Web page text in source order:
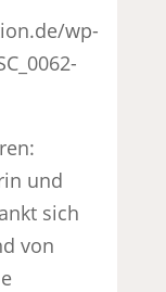
wp-
und
sich
von